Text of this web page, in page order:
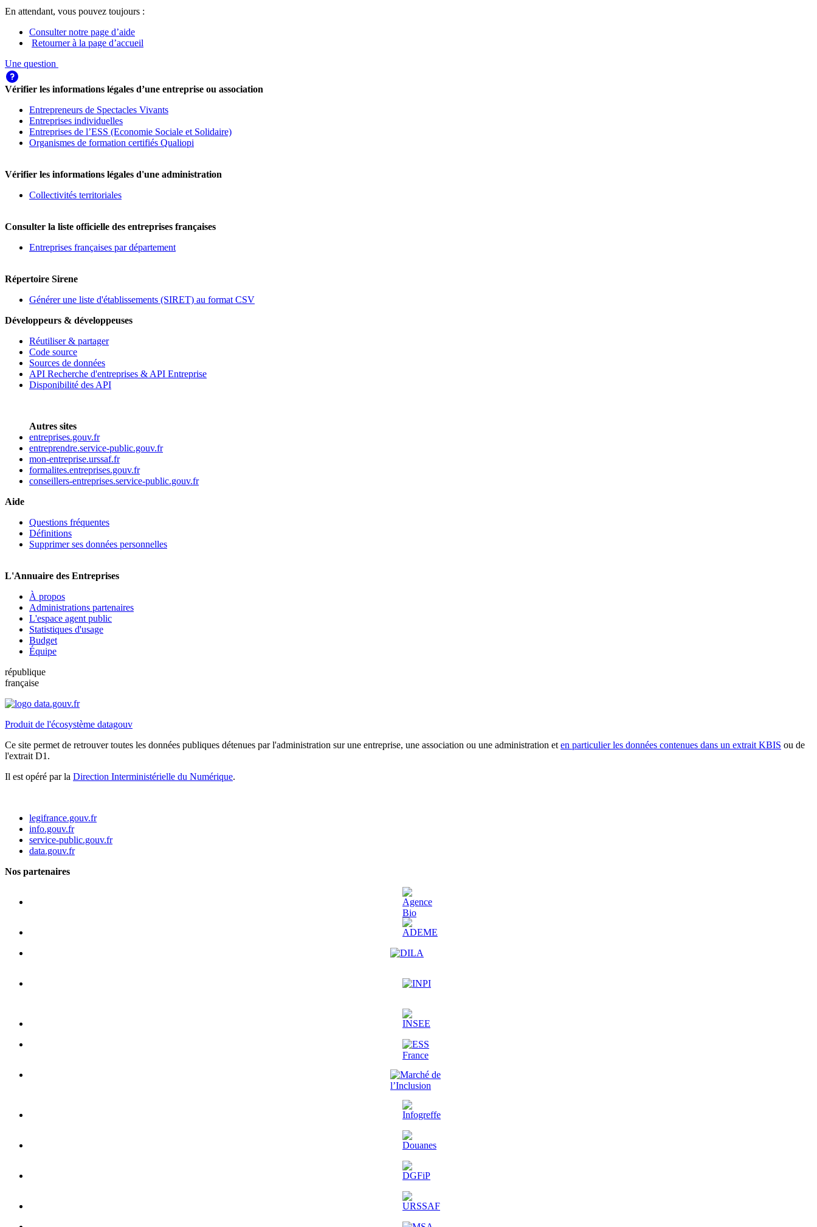
En attendant, vous pouvez toujours :
Consulter notre page d’aide
Retourner à la page d’accueil
Une question
Vérifier les informations légales d’une entreprise ou association
Entrepreneurs de Spectacles Vivants
Entreprises individuelles
Entreprises de l’ESS (Economie Sociale et Solidaire)
Organismes de formation certifiés Qualiopi
Vérifier les informations légales d'une administration
Collectivités territoriales
Consulter la liste officielle des entreprises françaises
Entreprises françaises par département
Répertoire Sirene
Générer une liste d'établissements (SIRET) au format CSV
Développeurs & développeuses
Réutiliser & partager
Code source
Sources de données
API Recherche d'entreprises & API Entreprise
Disponibilité des API
Autres sites
entreprises.gouv.fr
entreprendre.service-public.gouv.fr
mon-entreprise.urssaf.fr
formalites.entreprises.gouv.fr
conseillers-entreprises.service-public.gouv.fr
Aide
Questions fréquentes
Définitions
Supprimer ses données personnelles
L'Annuaire des Entreprises
À propos
Administrations partenaires
L'espace agent public
Statistiques d'usage
Budget
Équipe
république
française
Produit de l'écosystème datagouv
Ce site permet de retrouver toutes les données publiques détenues par l'administration sur une entreprise, une association ou une administration et en particulier les données contenues dans un extrait KBIS ou de
l'extrait D1.
Il est opéré par la Direction Interministérielle du Numérique.
legifrance.gouv.fr
info.gouv.fr
service-public.gouv.fr
data.gouv.fr
Nos partenaires